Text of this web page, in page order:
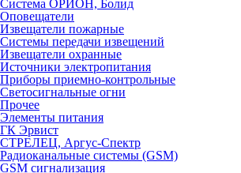
Система ОРИОН, Болид
Оповещатели
Извещатели пожарные
Системы передачи извещений
Извещатели охранные
Источники электропитания
Приборы приемно-контрольные
Светосигнальные огни
Прочее
Элементы питания
ГК Эрвист
СТРЕЛЕЦ, Аргус-Спектр
Радиоканальные системы (GSM)
GSM сигнализация